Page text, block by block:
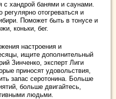
с хандрой банями и саунами.
отогреваться и
Поможет быть в тонусе и
коньки, бег.
настроения и
ищите дополнительный
Зинченко, эксперт Лиги
приносят удовольствия,
запас серотонина. Больше
больше двигайтесь,
людьми.